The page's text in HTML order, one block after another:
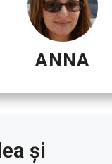
ANNA
și